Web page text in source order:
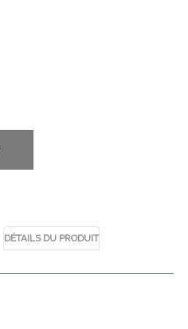
DÉTAILS DU PRODUIT